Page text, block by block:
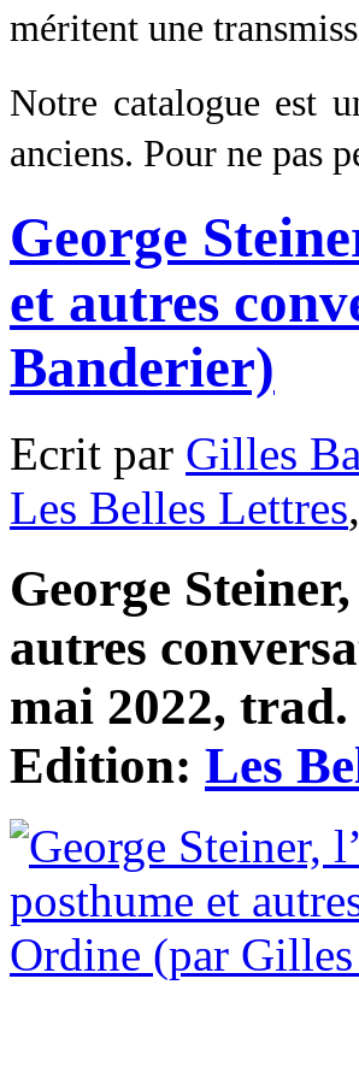
méritent une
Notre catalogue est
anciens. Pour ne pas
George
et autres
Banderier)
Ecrit par Gilles
Les Belles Lettres,
George
autres
mai 2022,
Edition: Les